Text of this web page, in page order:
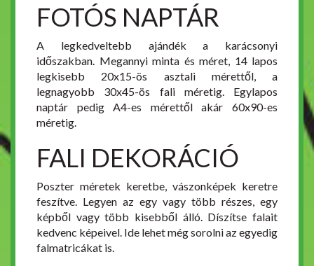
FOTÓS NAPTÁR
A legkedveltebb ajándék a karácsonyi
időszakban. Megannyi minta és méret, 14 lapos
legkisebb 20x15-ös asztali mérettől, a
legnagyobb 30x45-ös fali méretig. Egylapos
naptár pedig A4-es mérettől akár 60x90-es
méretig.
FALI DEKORÁCIÓ
Poszter méretek keretbe, vászonképek keretre
feszítve. Legyen az egy vagy több részes, egy
képből vagy több kisebből álló. Díszítse falait
kedvenc képeivel. Ide lehet még sorolni az egyedig
falmatricákat is.